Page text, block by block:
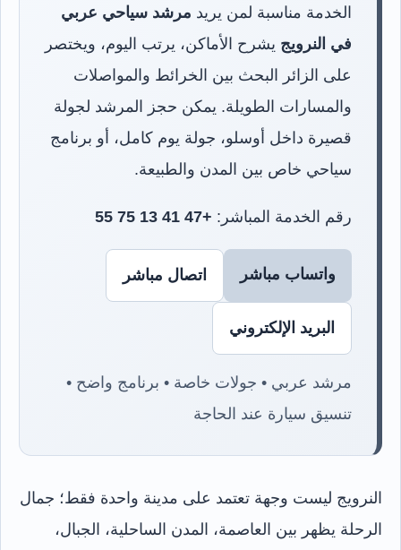
الخدمة مناسبة لمن يريد مرشد سياحي عربي
في النرويج يشرح الأماكن، يرتب اليوم، ويختصر
على الزائر البحث بين الخرائط والمواصلات
والمسارات الطويلة. يمكن حجز المرشد لجولة
قصيرة داخل أوسلو، جولة يوم كامل، أو برنامج
سياحي خاص بين المدن والطبيعة.
رقم الخدمة المباشر: +47 41 13 75 55
واتساب مباشر اتصال مباشر
البريد الإلكتروني
مرشد عربي • جولات خاصة • برنامج واضح •
تنسيق سيارة عند الحاجة
النرويج ليست وجهة تعتمد على مدينة واحدة فقط؛ جمال
الرحلة يظهر بين العاصمة، المدن الساحلية، الجبال،